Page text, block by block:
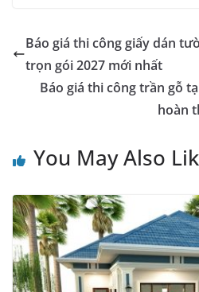
Báo giá thi công giấy dán
trọn gói 2027 mới nhất
Báo giá thi công trần gỗ
hoàn
You May Also